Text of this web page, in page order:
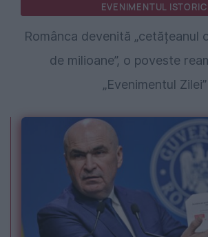
EVENIMENTUL ISTORIC
Românca devenită „cetățeanul
de milioane”, o poveste
„Evenimentul Zilei”